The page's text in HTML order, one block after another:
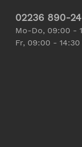
02236 890-
Mo-Do, 09:00 -
Fr, 09:00 - 14:30